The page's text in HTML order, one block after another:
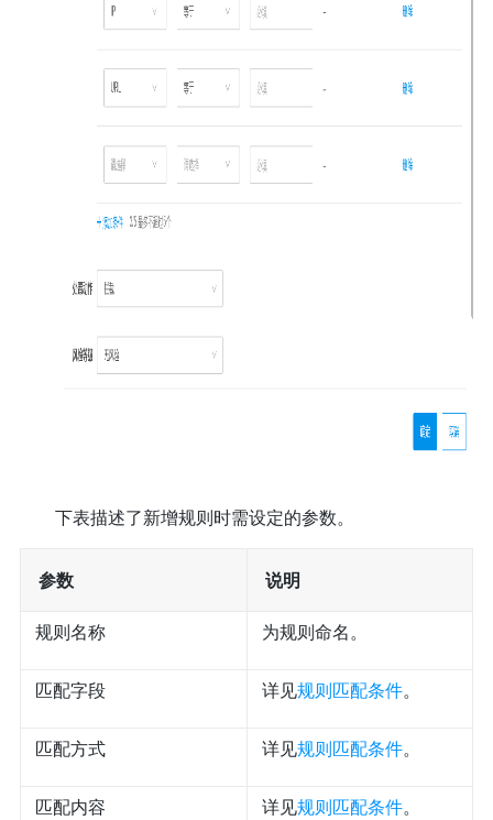
下表描述了新增规则时需设定的参数。
参数 说明
规则名称 为规则命名。
匹配字段 详见规则匹配条件。
匹配方式 详见规则匹配条件。
匹配内容 详见规则匹配条件。